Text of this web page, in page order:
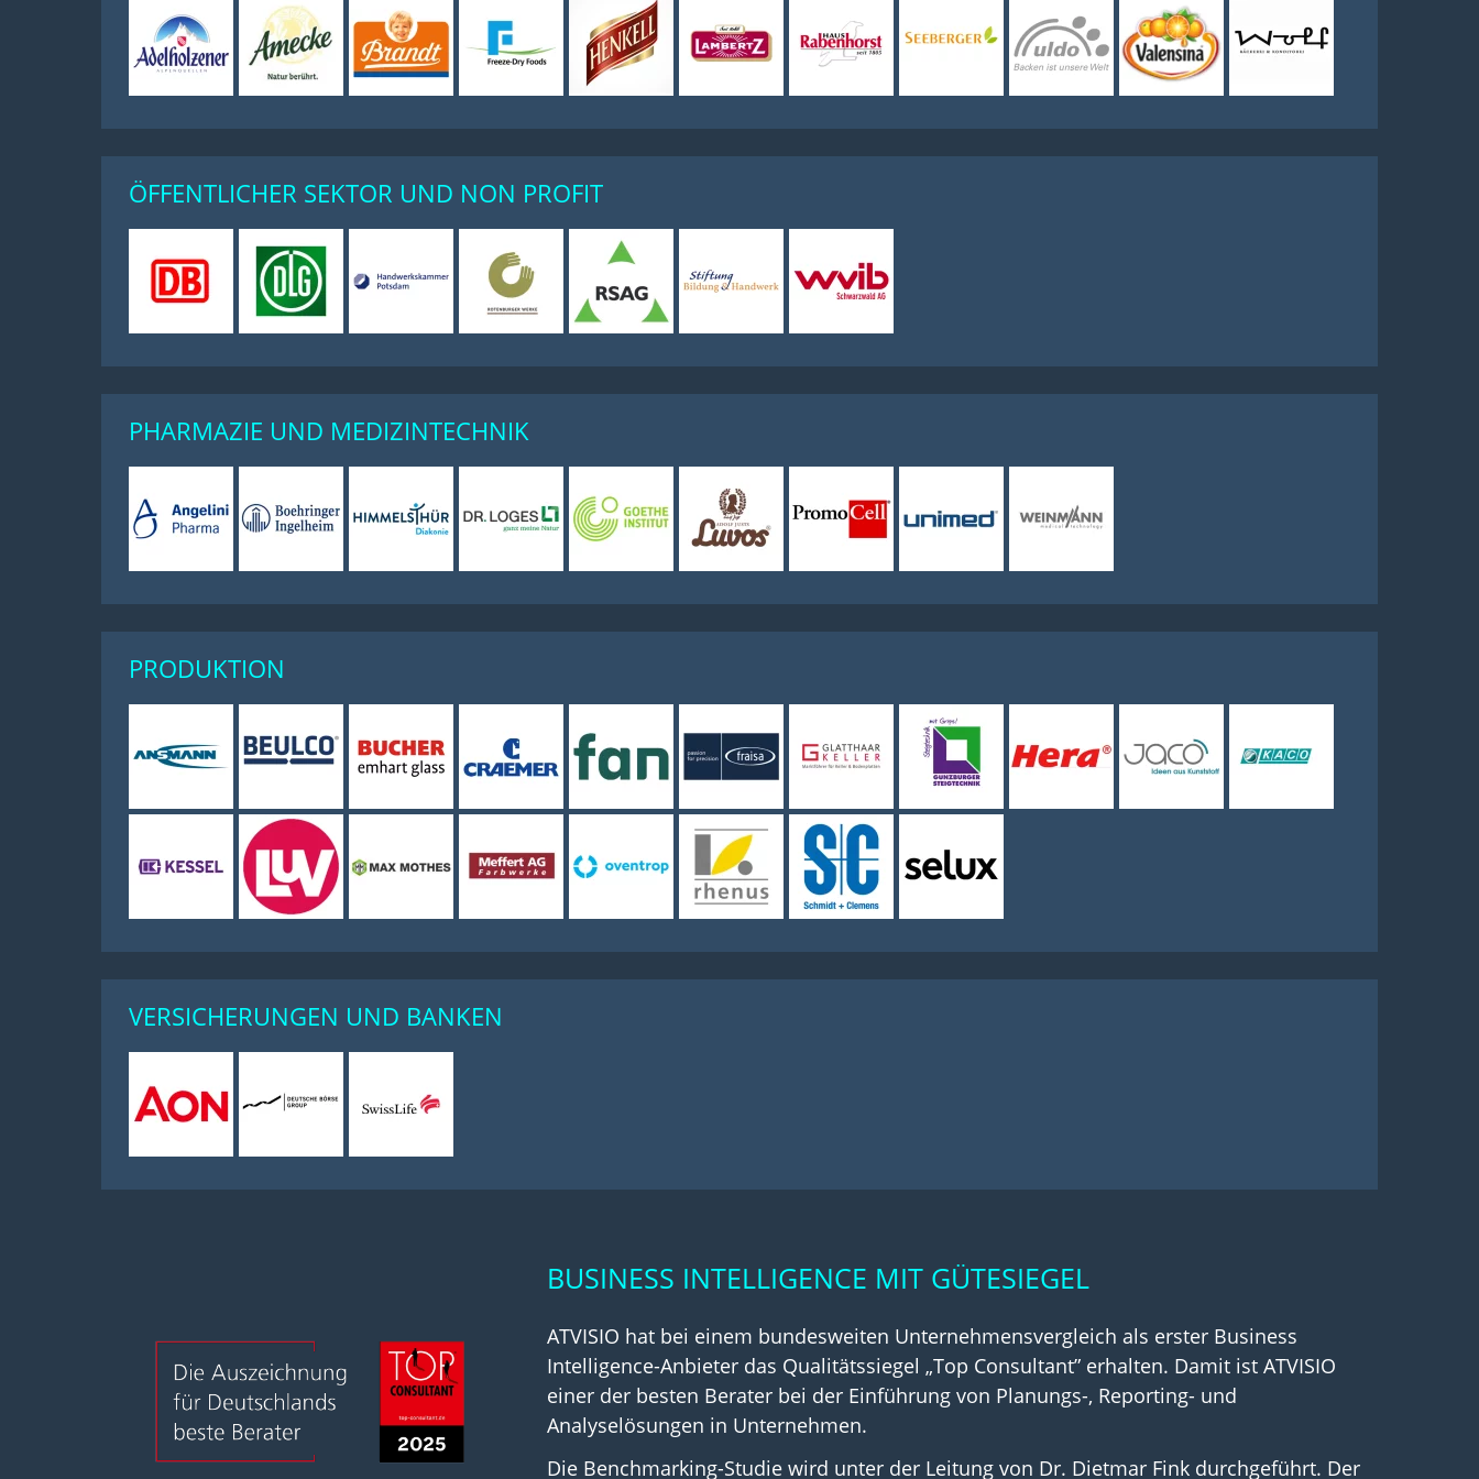
ÖFFENTLICHER SEKTOR UND NON PROFIT
PHARMAZIE UND MEDIZINTECHNIK
PRODUKTION
VERSICHERUNGEN UND BANKEN
BUSINESS INTELLIGENCE MIT GÜTESIEGEL
ATVISIO hat bei einem bundesweiten Unternehmensvergleich als erster Business
Intelligence-Anbieter das Qualitätssiegel „Top Consultant” erhalten. Damit ist ATVISIO
einer der besten Berater bei der Einführung von Planungs-, Reporting- und
Analyselösungen in Unternehmen.
Die Benchmarking-Studie wird unter der Leitung von Dr. Dietmar Fink durchgeführt. Der